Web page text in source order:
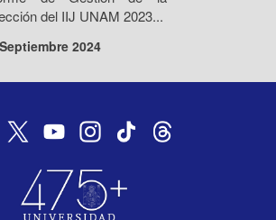
del IIJ UNAM 2023...
2024